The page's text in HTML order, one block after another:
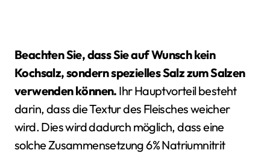
Beachten Sie, dass Sie auf Wunsch kein
Kochsalz, sondern spezielles Salz zum Salzen
verwenden können. Ihr Hauptvorteil besteht
darin, dass die Textur des Fleisches weicher
wird. Dies wird dadurch möglich, dass eine
solche Zusammensetzung 6% Natriumnitrit